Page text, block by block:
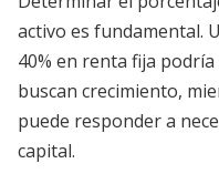
activo es fundamental.
40% en renta fija
buscan crecimiento,
puede responder a
capital.